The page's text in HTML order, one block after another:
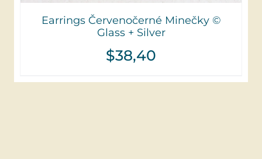
Earrings Červenočerné Minečky ©
Glass + Silver
$38,40